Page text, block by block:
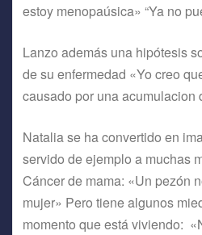
estoy menopaúsica» “Ya no
Lanzo además una hipótesis
de su enfermedad «Yo creo
causado por una acumulacion
Natalia se ha convertido en
servido de ejemplo a muchas
Cáncer de mama: «Un pezón
mujer» Pero tiene algunos
momento que está viviendo: